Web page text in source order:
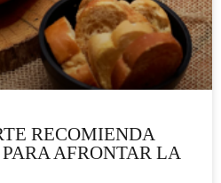
RECOMIENDA
PARA AFRONTAR LA